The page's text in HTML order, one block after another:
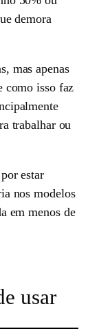
demora
mas apenas
como isso faz
trabalhar ou
estar
nos modelos
em menos de
usar